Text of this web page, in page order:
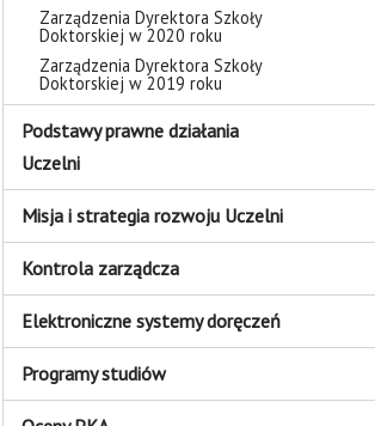
Zarządzenia Dyrektora Szkoły
Doktorskiej w 2020 roku
Zarządzenia Dyrektora Szkoły
Doktorskiej w 2019 roku
Podstawy prawne działania
Uczelni
Misja i strategia rozwoju Uczelni
Kontrola zarządcza
Elektroniczne systemy doręczeń
Programy studiów